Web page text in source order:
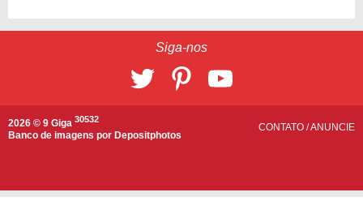
Siga-nos
2026 © 9 Giga 30532
Banco de imagens por Depositphotos
CONTATO /ANUNCIE